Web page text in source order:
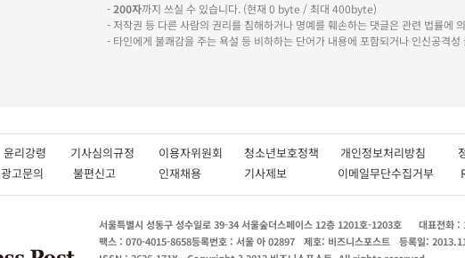
-200자까지 쓰실 수 있습니다. (현재 0 byte / 최대 400byte)
- 저작권 등 다른 사람의 권리를 침해하거나 명예를 훼손하는 댓글은 관련 법률에
- 타인에게 불쾌감을 주는 욕설 등 비하하는 단어가 내용에 포함되거나 인신공격
윤리강령 기사심의규정 이용자위원회 청소년보호정책 개인정보처리방침
광고문의 불편신고 인재채용 기사제보 이메일무단수집거부
서울특별시 성동구 성수일로 39-34 서울숲더스페이스 12층 1201호-1203호 대표전화 :
팩스 : 070-4015-8658등록번호 : 서울 아 02897 제호: 비즈니스포스트 등록일: